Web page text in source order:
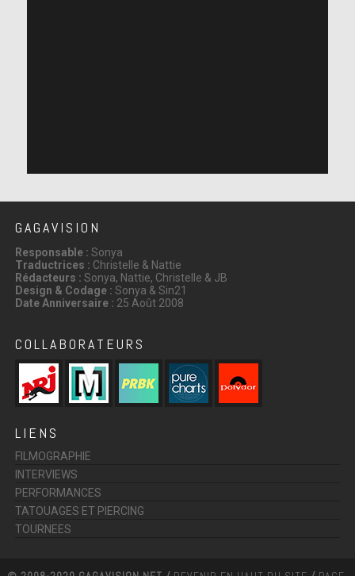
GAGAVISION
Responsable : Sonya
Traductrices : Christelle & Nattie
Rédacteurs : Sonya, Nattie, Christelle & JB
Design & Codage : Sonya & Sin21
Date Anniversaire : 25 Août 2008
COLLABORATEURS
LIENS
FILMOGRAPHIE
INTERVIEWS
PERFORMANCES
TATOUAGES ET PIERCING
TOURNEES